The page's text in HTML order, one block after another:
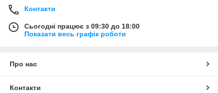
Контакти
Сьогодні працює з 09:30 до 18:00
Показати весь графік роботи
Про нас
Контакти